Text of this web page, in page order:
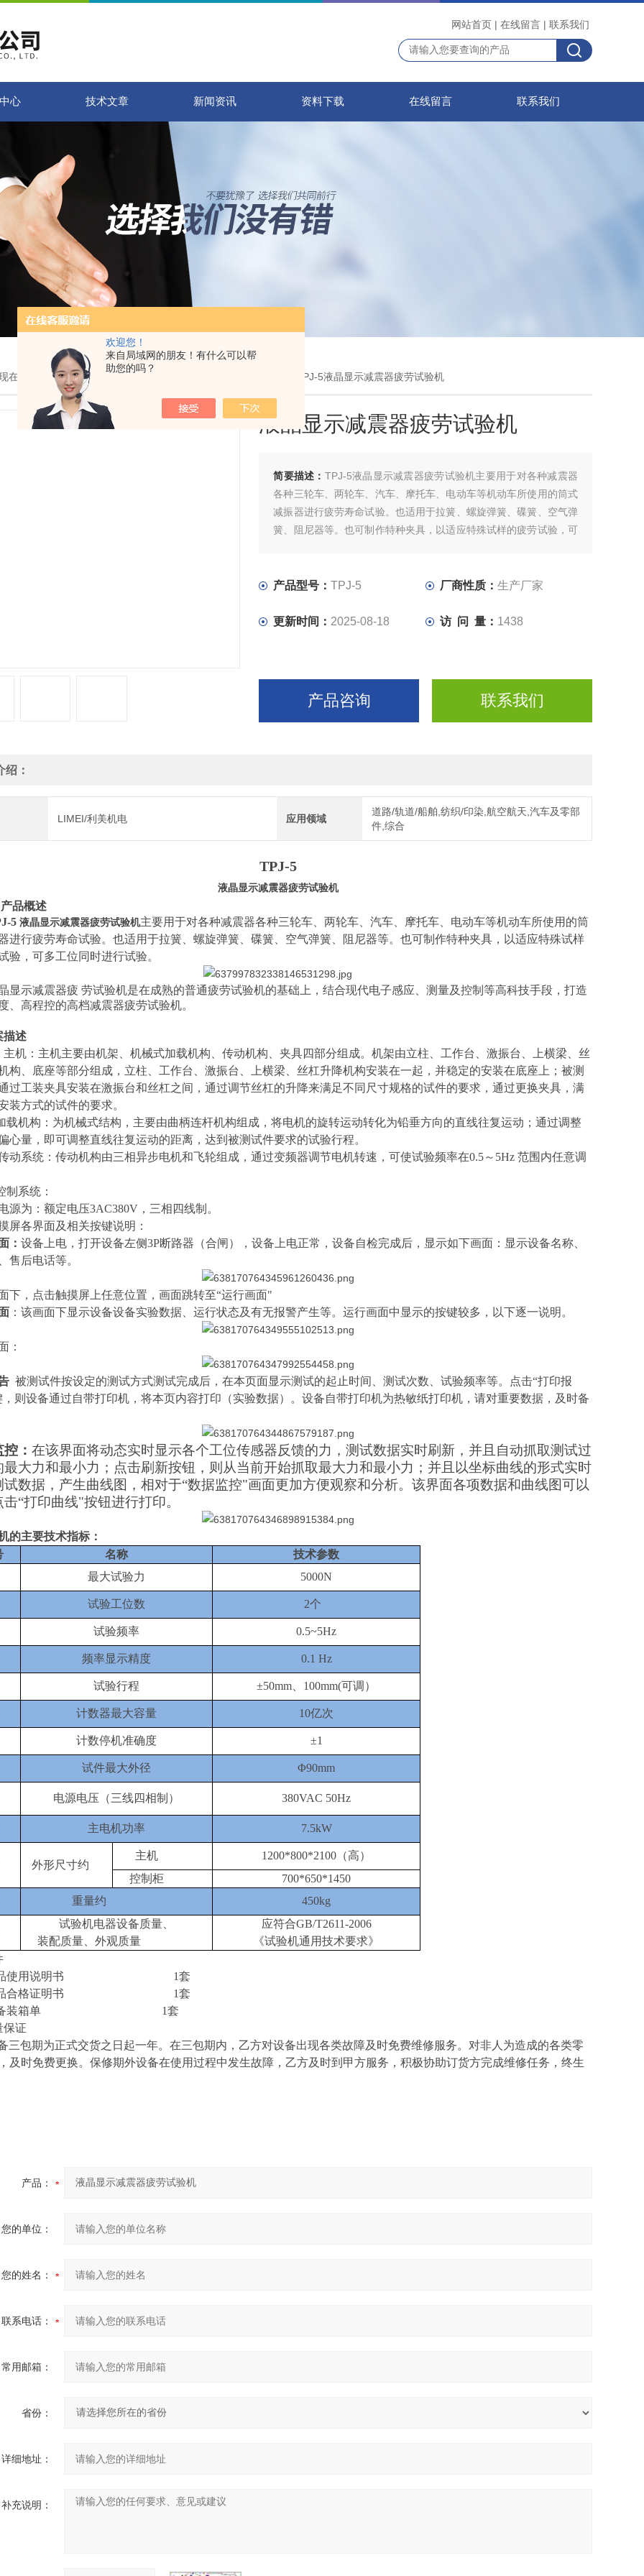
欢迎您！
来自局域网的朋友！有什么可以帮
助您的吗？
网站首页 | 在线留言 | 联系我们
心 技术文章 新闻资讯 资料下载 在线留言 联系我们
在的位置：首页> 产品展示 > 疲劳试验机 > TPJ-5液晶显示减震器疲劳试验机
液晶显示减震器疲劳试验机
简要描述： TPJ-5液晶显示减震器疲劳试验机主要用于对各种减震器
各种三轮车、两轮车、汽车、摩托车、电动车等机动车所使用的筒式
减振器进行疲劳寿命试验。也适用于拉簧、螺旋弹簧、碟簧、空气弹
簧、阻尼器等。也可制作特种夹具，以适应特殊试样的疲劳试验，可
产品型号：TPJ-5 厂商性质：生产厂家
更新时间： 2025-08-18 访 问 量： 1438
产品咨询 联系我们
绍：
LIMEI/利美机电 应用领域
道路/轨道/船舶,纺织/印染,航空航天,汽车及零部
件,综合
TPJ-5
液晶显示减震器疲劳试验机
产品概述
5 液晶显示减震器疲劳试验机主要用于对各种减震器各种三轮车、两轮车、汽车、摩托车、 电动车等机动车所使用的筒
进行疲劳寿命试验。 也适用于拉簧、螺旋弹簧、碟簧、空气弹簧、阻尼器等。 也可制作特种夹具，以适应特殊试样
验 ， 可多工位同时进行试验。
显示减震器疲 劳试验机是在成熟的普通疲劳试验机的基础上，结合现代电子感应、测量及控制等高科技手段，打造
、高程控的高档减震器疲劳试验机。
描述
主机：主机主要由机架、机械式加载机构、传动机构、夹具四部分组成。机架由立柱、工作台、激振台、上横梁、丝
构、底座等部分组成，立柱、工作台、激振台、上横梁、丝杠升降机构安装在一起，并稳定的安装在底座上；被测
过工装夹具安装在激振台和丝杠之间，通过调节丝杠的升降来满足不同尺寸规格的试件的要求，通过更换夹具，满
装方式的试件的要求。
载机构：为机械式结构，主要由曲柄连杆机构组成，将电机的旋转运动转化为铅垂方向的直线往复运动；通过调整
心量，即可调整直线往复运动的距离，达到被测试件要求的试验行程。
动系统： 传动机构由三相异步电机和飞轮组成，通过变频器调节电机转速，可使试验频率在0.5～ 5Hz 范围内任意调
制系统：
源为：额定电压3AC380V，三相四线制。
屏各界面及相关按键说明：
： 设备上电，打开设备左侧3P断路器（合闸），设备上电正常，设备自检完成后，显示如下画面：显示设备名称、
售后电话等。
下，点击触摸屏上任意位置，画面跳转至“运行画面"
：该画面下显示设备设备实验数据、运行状态及有无报警产生等。运行画面中显示的按键较多，以下逐一说明。
：
被测试件按设定的测试方式测试完成后，在本页面显示测试的起止时间、测试次数、试验频率等。点击“打印报
则设备通过自带打印机，将本页内容打印（实验数据）。设备自带打印机为热敏纸打印机，请对重要数据，及时备
： 在该界面将动态实时显示各个工位传感器反馈的力，测试数据实时刷新，并且自动抓取测试过
最大力和最小力；点击刷新按钮，则从当前开始抓取最大力和最小力；并且以坐标曲线的形式实时
试数据，产生曲线图，相对于“数据监控"画面更加方便观察和分析。该界面各项数据和曲线图可以
“打印曲线"按钮进行打印。
的主要技术指标：
名称
技术参数
最大试验力 5000N
试验工位数 2个
试验频率 0.5~5Hz
频率显示精度 0.1 Hz
试验行程 ±50mm、100mm(可调）
计数器最大容量 10亿次
计数停机准确度 ±1
试件最大外径 Φ90mm
电源电压（三线四相制） 380VAC 50Hz
主电机功率 7.5kW
外形尺寸约
主机
1200*800*2100（高）
控制柜
700*650*1450
重量约 450kg
试验机电器设备质量、
装配质量、外观质量
应符合GB/T2611-2006
《试验机通用技术要求》
品使用说明书 1套
品合格证明书 1套
设备装箱单 1套
保证
三包期为正式交货之日起一年。在三包期内，乙方对设备出现各类故障及时免费维修服务。对非人为造成的各类零
及时免费更换。保修期外设备在使用过程中发生故障，乙方及时到甲方服务，积极协助订货方完成维修任务，终生
产品：
您的单位：
您的姓名：
联系电话：
常用邮箱：
省份：
详细地址：
补充说明：